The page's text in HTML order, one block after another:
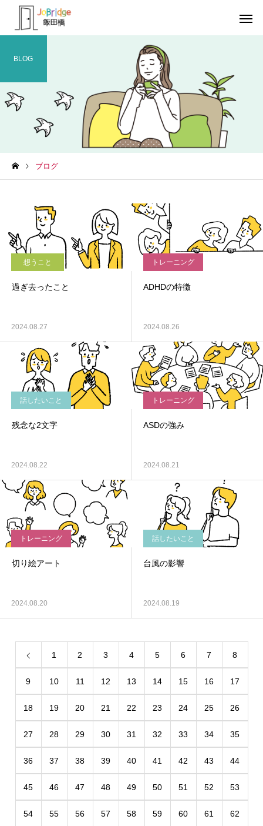
サービス案内 トレーニン
トレーニング
働き続けるための土台
トレーニング
全力禁止のススメ
BLOG
ブログ
想うこと
過ぎ去ったこと
2024.08.27
トレーニング
ADHDの特徴
2024.08.26
話したいこと
残念な2文字
2024.08.22
トレーニング
ASDの強み
2024.08.21
トレーニング
切り絵アート
2024.08.20
話したいこと
台風の影響
2024.08.19
1 2 3 4 5 6 7 8
9 10 11 12 13 14 15 16 17
18 19 20 21 22 23 24 25 26
27 28 29 30 31 32 33 34 35
36 37 38 39 40 41 42 43 44
45 46 47 48 49 50 51 52 53
54 55 56 57 58 59 60 61 62